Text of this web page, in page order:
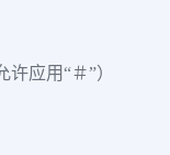
应用“＃”）